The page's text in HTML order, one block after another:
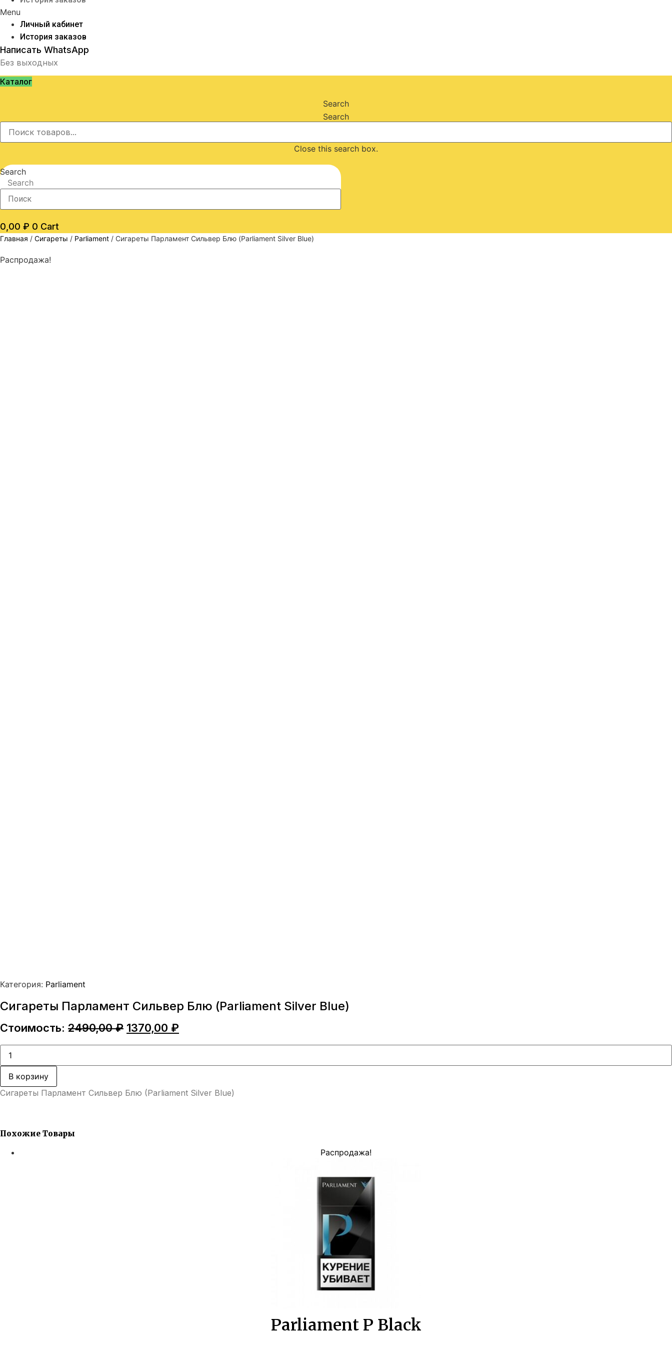
Menu
Личный кабинет
История заказов
Написать WhatsApp
Без выходных
Каталог
Search
Search
Close this search box.
Search
Search
0,00 ₽ 0 Cart
Главная / Сигареты / Parliament / Сигареты Парламент Сильвер Блю (Parliament Silver Blue)
Распродажа!
Категория: Parliament
Сигареты Парламент Сильвер Блю (Parliament Silver Blue)
Стоимость: 2490,00₽ Первоначальная
составляла
1370,00 ₽
1370,00 ₽.
Количество
товара
Сигареты
Парламент
Сильвер
Блю
(Parliament
В корзину
Сигареты Парламент Сильвер Блю (Parliament Silver Blue)
Похожие Товары
Распродажа!
Parliament P Black